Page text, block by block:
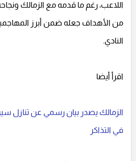
اللاعب، رغم ما قدمه مع الزمالك
من الأهداف جعله ضمن أبرز
النادي.
اقرأ أيضا
الزمالك يصدر بيان رسمي عن تنازل
في التذاكر